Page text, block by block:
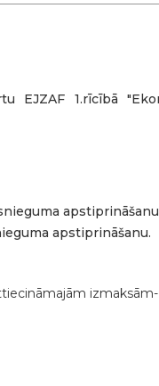
EJZAF 1.rīcībā
apstiprināšanu.